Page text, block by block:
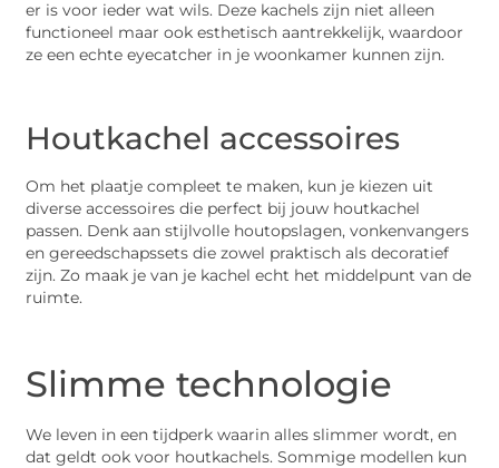
er is voor ieder wat wils. Deze kachels zijn niet alleen
functioneel maar ook esthetisch aantrekkelijk, waardoor
ze een echte eyecatcher in je woonkamer kunnen zijn.
Houtkachel accessoires
Om het plaatje compleet te maken, kun je kiezen uit
diverse accessoires die perfect bij jouw houtkachel
passen. Denk aan stijlvolle houtopslagen, vonkenvangers
en gereedschapssets die zowel praktisch als decoratief
zijn. Zo maak je van je kachel echt het middelpunt van de
ruimte.
Slimme technologie
We leven in een tijdperk waarin alles slimmer wordt, en
dat geldt ook voor houtkachels. Sommige modellen kun